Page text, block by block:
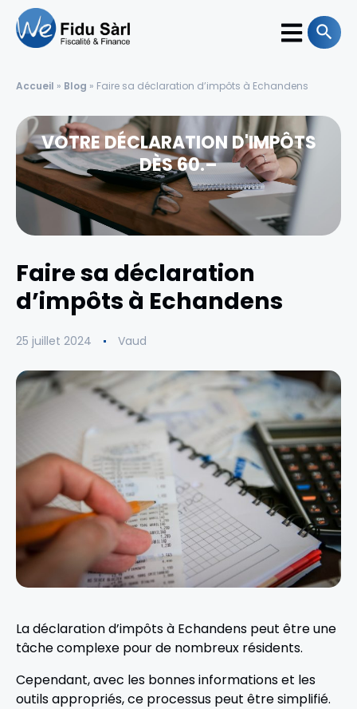
Accueil » Blog » Faire sa déclaration d’impôts à Echandens
VOTRE DÉCLARATION D'IMPÔTS
DÈS 60.–
Faire sa déclaration
d’impôts à Echandens
25 juillet 2024 Vaud
La déclaration d’impôts à Echandens peut être une
tâche complexe pour de nombreux résidents.
Cependant, avec les bonnes informations et les
outils appropriés, ce processus peut être simplifié.